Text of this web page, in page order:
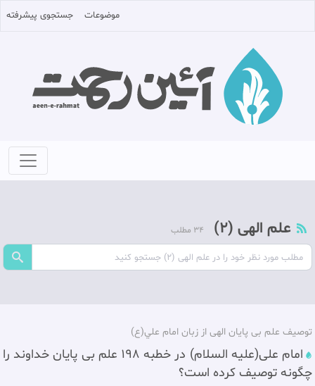
موضوعات جستجوی پیشرفته
علم الهی (2) 34 مطلب
توصيف علم بی پایان الهی از زبان امام علي(ع)
امام علی(علیه السلام) در خطبه 198 علم بی پایان خداوند را
چگونه توصيف كرده است؟